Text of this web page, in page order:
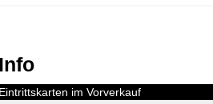
Info
Eintrittskarten im Vorverkauf